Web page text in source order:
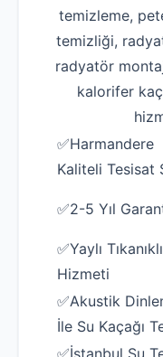
temizleme,
temizliği,
radyatör
kalorifer
✅Harmandere
Kaliteli Tesisat
✅2-5 Yıl
✅Yaylı
Hizmeti
✅Akustik
İle Su Kaçağı
✅İstanbul Su